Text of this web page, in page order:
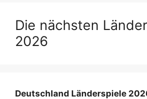
Die nächsten
2026
Deutschland Länderspiele